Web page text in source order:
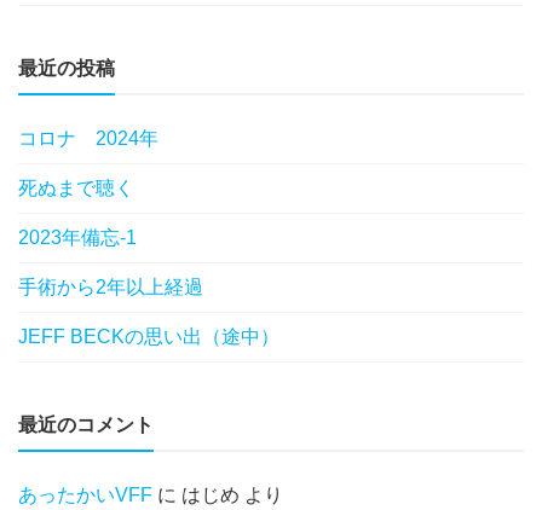
最近の投稿
コロナ 2024年
死ぬまで聴く
2023年備忘-1
手術から2年以上経過
JEFF BECKの思い出（途中）
最近のコメント
あったかいVFF に はじめ より